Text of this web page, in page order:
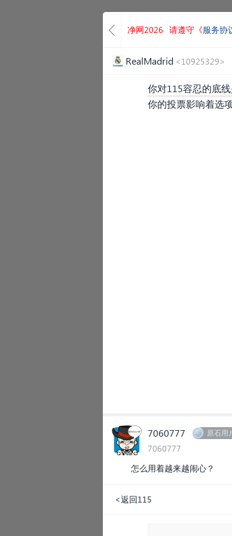
净网2026 请遵守《服务协
RealMadrid <10925329>
你对115容忍的底
你的投票影响着选
7060777 原石用
7060777
怎么用着越来越闹心？
<返回115